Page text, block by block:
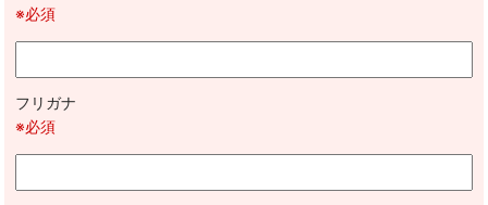
※必須
フリガナ
※必須